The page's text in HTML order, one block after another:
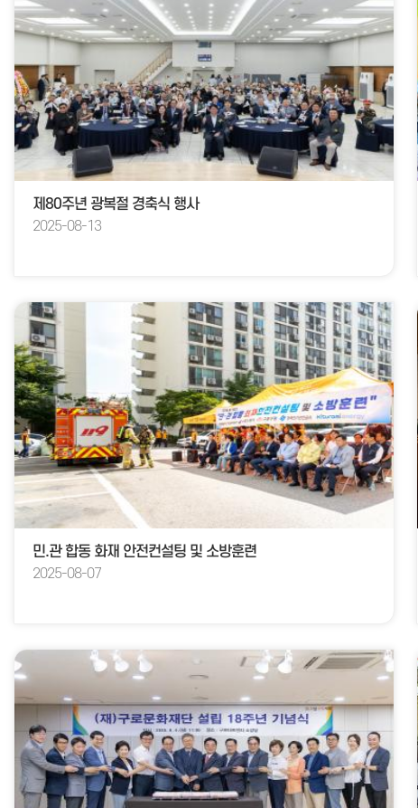
제80주년 광복절 경축식 행사
2025-08-13
민.관 합동 화재 안전컨설팅 및 소방훈련
2025-08-07